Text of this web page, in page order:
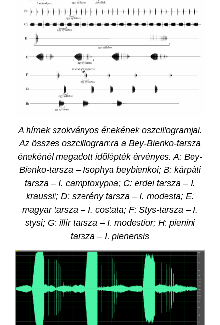
A hímek szokványos énekének oszcillogramjai.
Az összes oszcillogramra a Bey-Bienko-tarsza
énekénél megadott idõlépték érvényes. A: Bey-
Bienko-tarsza – Isophya beybienkoi; B: kárpáti
tarsza – I. camptoxypha; C: erdei tarsza – I.
kraussii; D: szerény tarsza – I. modesta; E:
magyar tarsza – I. costata; F: Stys-tarsza – I.
stysi; G: illír tarsza – I. modestior; H: pienini
tarsza – I. pienensis